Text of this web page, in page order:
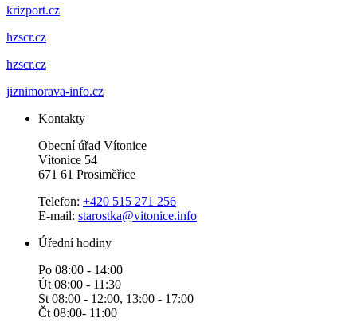
krizport.cz
hzscr.cz
hzscr.cz
jiznimorava-info.cz
Kontakty
Obecní úřad Vítonice
Vítonice 54
671 61 Prosiměřice
Telefon: +420 515 271 256
E-mail: starostka@vitonice.info
Úřední hodiny
Po 08:00 - 14:00
Út 08:00 - 11:30
St 08:00 - 12:00, 13:00 - 17:00
Čt 08:00- 11:00